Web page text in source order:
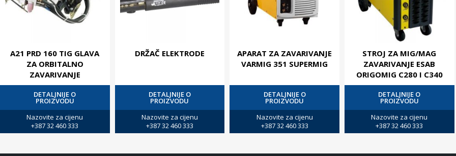
A21 PRD 160 TIG GLAVA
ZA ORBITALNO
ZAVARIVANJE
DETALJNIJE O
PROIZVODU
Nazovite za cijenu
+387 32 460 333
DRŽAČ ELEKTRODE
DETALJNIJE O
PROIZVODU
Nazovite za cijenu
+387 32 460 333
APARAT ZA ZAVARIVANJE
VARMIG 351 SUPERMIG
DETALJNIJE O
PROIZVODU
Nazovite za cijenu
+387 32 460 333
STROJ ZA MIG/MAG
ZAVARIVANJE ESAB
ORIGOMIG C280 I C340
DETALJNIJE O
PROIZVODU
Nazovite za cijenu
+387 32 460 333